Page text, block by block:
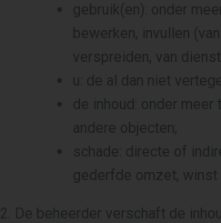
gebruik(en): onder
bewerken, invullen
verspreiden, van
u: de al dan niet
de inhoud: onder
andere objecten;
schade: directe of
gederfde omzet, winst
2. De beheerder verschaft de